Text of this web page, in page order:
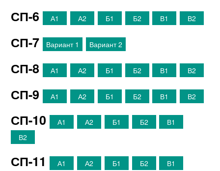
СП-6 А1 А2 Б1 Б2 В1 В2
СП-7 Вариант 1 Вариант 2
СП-8 А1 А2 Б1 Б2 В1 В2
СП-9 А1 А2 Б1 Б2 В1 В2
СП-10 А1 А2 Б1 Б2
В1
В2
СП-11 А1 А2 Б1 Б2
В1